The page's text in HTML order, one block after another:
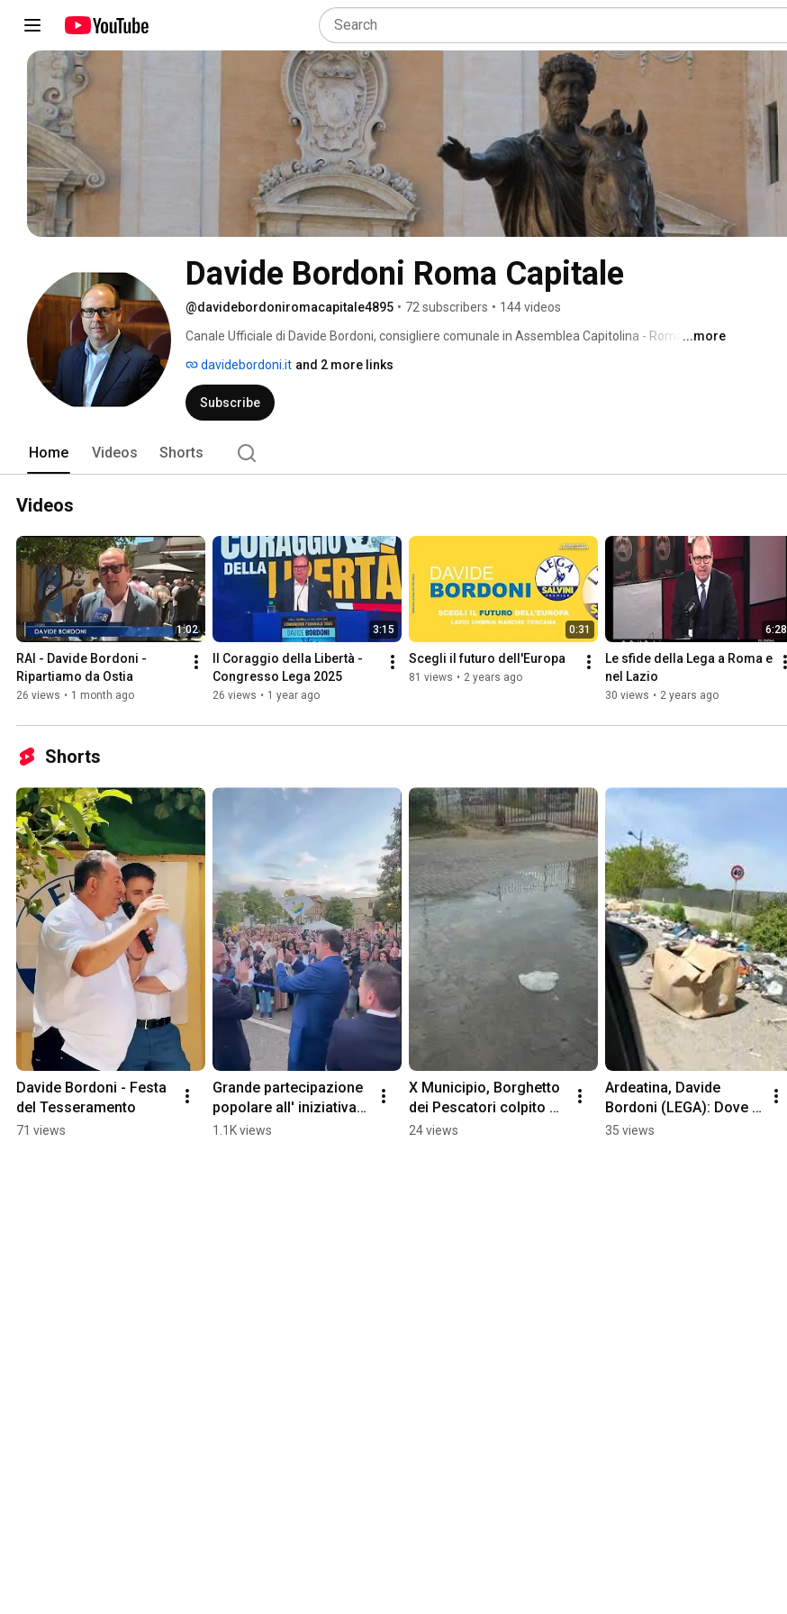
Davide Bordoni Roma Capitale
@davidebordoniromacapitale4895 • 72 subscribers • 144 videos
Canale Ufficiale di Davide Bordoni, consigliere comunale in Assemblea Capitolina - Roma. ...more
davidebordoni.it and 2 more links
Subscribe
Home Videos Shorts
Videos
1:02
RAI - Davide Bordoni -
Ripartiamo da Ostia
26 views • 1 month ago
3:15
Il Coraggio della Libertà -
Congresso Lega 2025
26 views • 1 year ago
0:31
Scegli il futuro dell'Europa
81 views • 2 years ago
6:28
Le sfide della Lega a Roma e
nel Lazio
30 views • 2 years ago
Shorts
Davide Bordoni - Festa
del Tesseramento
71 views
Grande partecipazione
popolare all' iniziativa
della Lega Salvini
1.1K views
X Municipio, Borghetto
dei Pescatori colpito da
una perdita acqua,
24 views
Ardeatina, Davide
Bordoni (LEGA): Dove
sono finite telecamere
35 views